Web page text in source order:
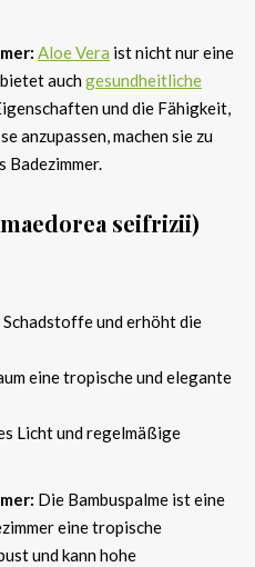
Aloe Vera ist nicht nur eine
auchgesundheitliche
und die Fähigkeit,
anzupassen, machen sie zu
Badezimmer.
seifrizii)
und erhöht die
eine tropische und elegante
Licht und regelmäßige
Die Bambuspalme ist eine
eine tropische
und kann hohe